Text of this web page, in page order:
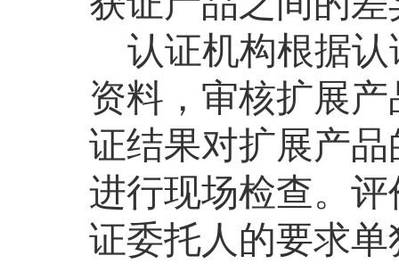
认证机构根据认
资料，审核扩展
证结果对扩展产
进行现场检查。
证委托人的要求